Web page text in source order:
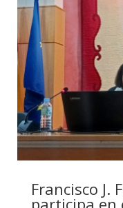
Francisco J.